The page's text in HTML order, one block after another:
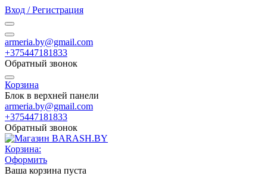
Вход / Регистрация
armeria.by@gmail.com
+375447181833
Обратный звонок
Корзина
Блок в верхней панели
armeria.by@gmail.com
+375447181833
Обратный звонок
Корзина:
Оформить
Ваша корзина пуста